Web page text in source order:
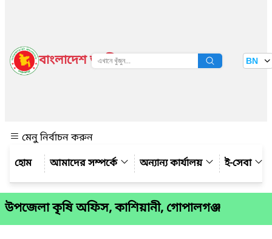
বাংলাদেশ জাতীয় তথ্য বাতায়ন BN
মেনু নির্বাচন করুন
আমাদের সম্পর্কে
অন্যান্য কার্যালয় ই-সেবা
উপজেলা কৃষি অফিস, কাশিয়ানী, গোপালগঞ্জ